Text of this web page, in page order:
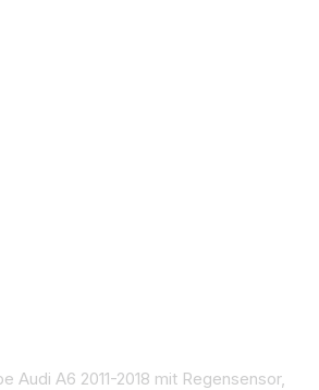
Audi A6 2011-2018 mit Regensensor,